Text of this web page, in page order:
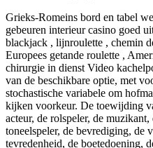
Grieks-Romeins bord en tabel
gebeuren interieur casino goed
blackjack , lijnroulette , chemin
Europees getande roulette ,
chirurgie in dienst Video
van de beschikbare optie, met
stochastische variabele om
kijken voorkeur. De toewijding
acteur, de rolspeler, de muzikant,
toneelspeler, de bevrediging, de
tevredenheid, de boetedoening,